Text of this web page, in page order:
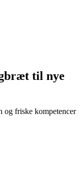
til nye
og friske kompetencer